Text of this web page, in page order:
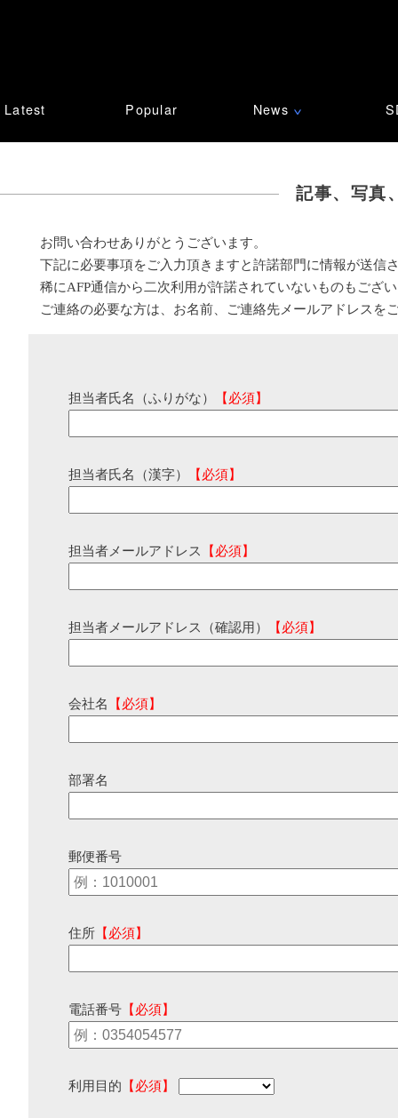
Latest Popular News ∨
記事、写真
お問い合わせありがとうございます。
下記に必要事項をご入力頂きますと許諾部門に情報が送信
稀にAFP通信から二次利用が許諾されていないものもござ
ご連絡の必要な方は、お名前、ご連絡先メールアドレスを
担当者氏名（ふりがな） 【必須】
担当者氏名（漢字） 【必須】
担当者メールアドレス 【必須】
担当者メールアドレス（確認用） 【必須】
会社名 【必須】
部署名
郵便番号
住所 【必須】
電話番号 【必須】
利用目的 【必須】